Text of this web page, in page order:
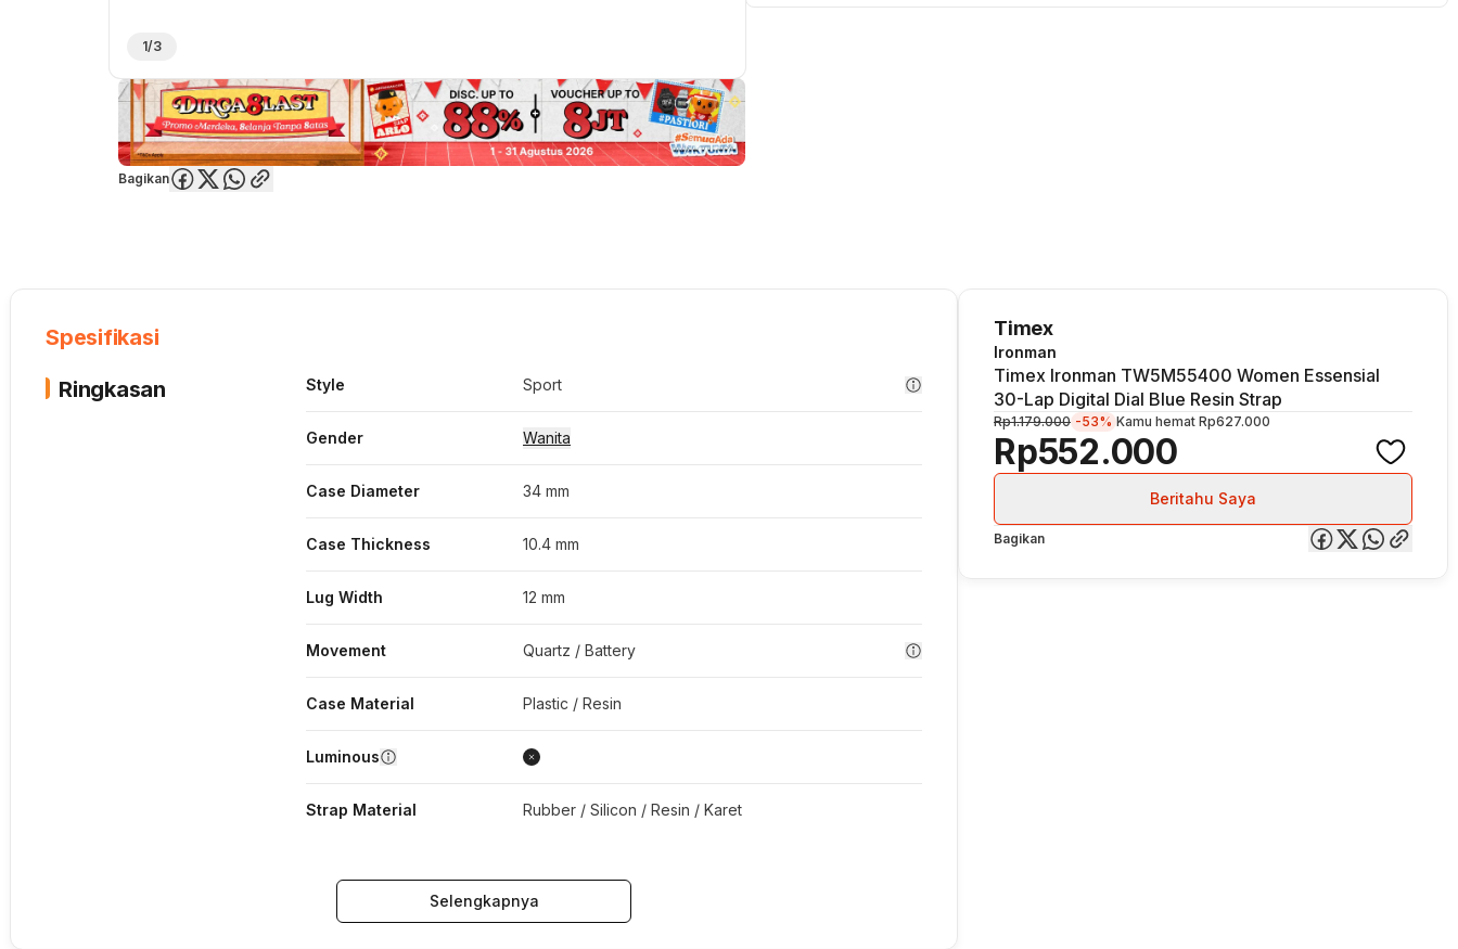
1/3
Bagikan
Spesifikasi
Ringkasan
Style Sport
Gender Wanita
Case Diameter 34 mm
Case Thickness 10.4 mm
Lug Width 12 mm
Movement Quartz / Battery
Case Material Plastic / Resin
Luminous
Strap Material Rubber / Silicon / Resin / Karet
Selengkapnya
Timex
Ironman
Timex Ironman TW5M55400 Women Essensial
30-Lap Digital Dial Blue Resin Strap
Rp552.000
Rp1.179.000 -53% Kamu hemat Rp627.000
Beritahu Saya
Bagikan